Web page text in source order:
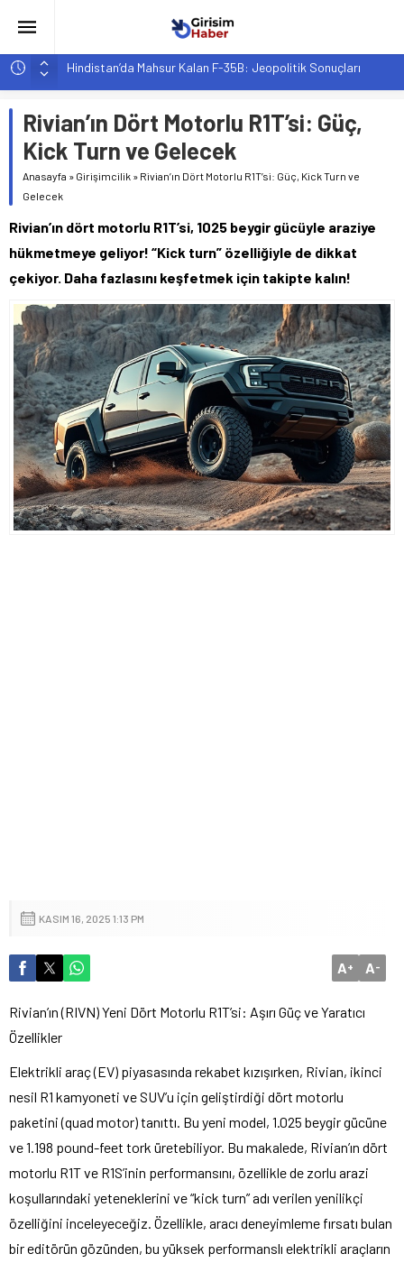
Hindistan’da Mahsur Kalan F-35B: Jeopolitik Sonuçları
Yapay Zeka Destekli Asistanlar: Elon Musk’tan Romantik Bir
Girişimcilik ve Yaşam Tarzı: Şehir Değişiminin Nedenleri ve
Etkileri
YZ ile Tüketici Girişimciliği: Yeni Sosyal Bağlantılar
Bir Tercih Değil, Zorunluluk?
Rivian’ın Dört Motorlu R1T’si: Güç,
Kick Turn ve Gelecek
Anasayfa » Girişimcilik » Rivian’ın Dört Motorlu R1T’si: Güç, Kick Turn ve
Gelecek
Rivian’ın dört motorlu R1T’si, 1025 beygir gücüyle araziye
hükmetmeye geliyor! “Kick turn” özelliğiyle de dikkat
çekiyor. Daha fazlasını keşfetmek için takipte kalın!
KASIM 16, 2025 1:13 PM
A+ A-
Rivian’ın (RIVN) Yeni Dört Motorlu R1T’si: Aşırı Güç ve Yaratıcı
Özellikler
Elektrikli araç (EV) piyasasında rekabet kızışırken, Rivian, ikinci
nesil R1 kamyoneti ve SUV’u için geliştirdiği dört motorlu
paketini (quad motor) tanıttı. Bu yeni model, 1.025 beygir gücüne
ve 1.198 pound-feet tork üretebiliyor. Bu makalede, Rivian’ın dört
motorlu R1T ve R1S’inin performansını, özellikle de zorlu arazi
koşullarındaki yeteneklerini ve “kick turn” adı verilen yenilikçi
özelliğini inceleyeceğiz. Özellikle, aracı deneyimleme fırsatı bulan
bir editörün gözünden, bu yüksek performanslı elektrikli araçların